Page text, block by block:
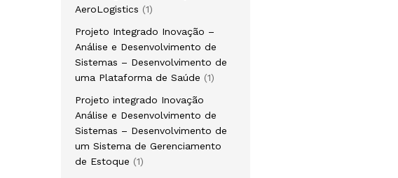
AeroLogistics
1
Projeto Integrado Inovação –
Análise e Desenvolvimento de
Sistemas – Desenvolvimento de
uma Plataforma de Saúde
1
Projeto integrado Inovação
Análise e Desenvolvimento de
Sistemas – Desenvolvimento de
um Sistema de Gerenciamento
de Estoque
1